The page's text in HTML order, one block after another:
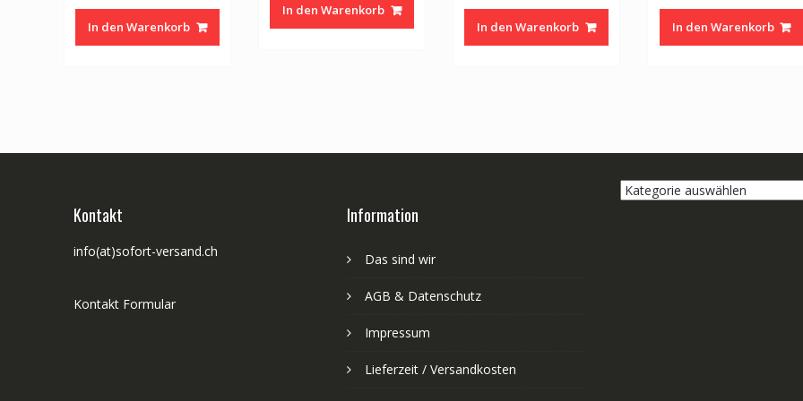
war:
CHF 36.00
In den Warenkorb
CHF 23.00
In den Warenkorb
war:
CHF 242.00
CHF 194.00.
In den Warenkorb
war:
CHF 50.00
In den Warenkorb
Kontakt
info(at)sofort-versand.ch
Kontakt Formular
Information
Das sind wir
AGB & Datenschutz
Impressum
Lieferzeit / Versandkosten
Kategorie